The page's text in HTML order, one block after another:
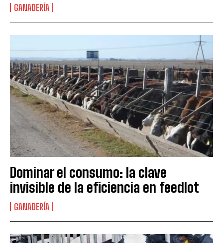
GANADERÍA
Dominar el consumo: la clave
invisible de la eficiencia en feedlot
GANADERÍA